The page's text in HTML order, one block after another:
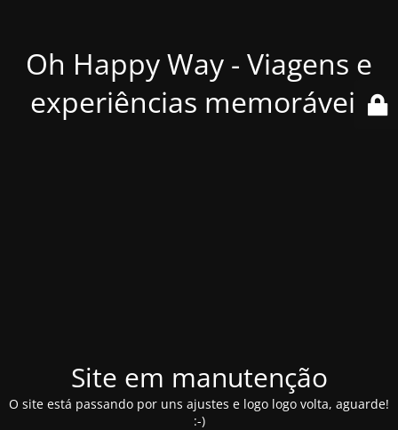
Oh Happy Way - Viagens e
experiências memoráveis
Site em manutenção
O site está passando por uns ajustes e logo logo volta, aguarde!
:-)